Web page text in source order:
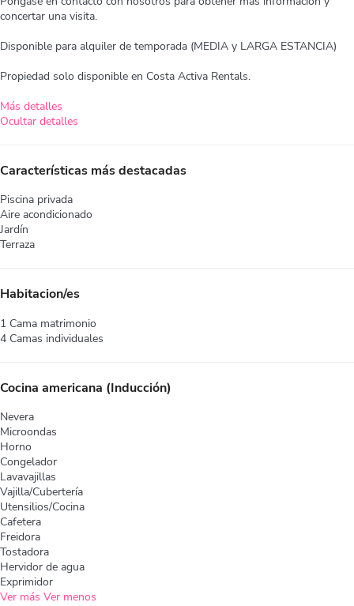
concertar una visita.
Disponible para alquiler de temporada (MEDIA y LARGA ESTANCIA)
Propiedad solo disponible en Costa Activa Rentals.
Más detalles
Ocultar detalles
Características más destacadas
Piscina privada
Aire acondicionado
Jardín
Terraza
Habitacion/es
1 Cama matrimonio
4 Camas individuales
Cocina americana (Inducción)
Nevera
Microondas
Horno
Congelador
Lavavajillas
Vajilla/Cubertería
Utensilios/Cocina
Cafetera
Freidora
Tostadora
Hervidor de agua
Exprimidor
Ver más Ver menos